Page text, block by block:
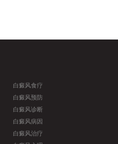
白癜风食疗
白癜风预防
白癜风诊断
白癜风病因
白癜风治疗